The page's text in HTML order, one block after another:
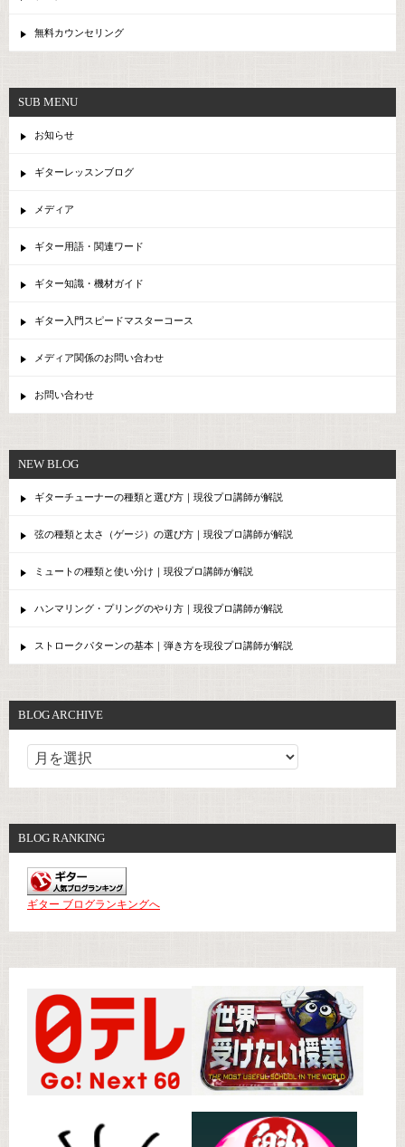
無料カウンセリング
SUB MENU
お知らせ
ギターレッスンブログ
メディア
ギター用語・関連ワード
ギター知識・機材ガイド
ギター入門スピードマスターコース
メディア関係のお問い合わせ
お問い合わせ
NEW BLOG
ギターチューナーの種類と選び方｜現役プロ講師が解説
弦の種類と太さ（ゲージ）の選び方｜現役プロ講師が解説
ミュートの種類と使い分け｜現役プロ講師が解説
ハンマリング・プリングのやり方｜現役プロ講師が解説
ストロークパターンの基本｜弾き方を現役プロ講師が解説
BLOG ARCHIVE
BLOG RANKING
ギター ブログランキングへ